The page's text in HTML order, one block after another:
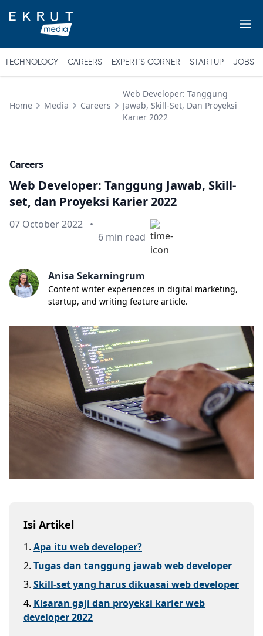
TECHNOLOGY CAREERS EXPERT'S CORNER STARTUP JOBS
Home Media Careers
Web Developer: Tanggung
Jawab, Skill-Set, Dan Proyeksi
Karier 2022
Careers
Web Developer: Tanggung Jawab, Skill-
set, dan Proyeksi Karier 2022
Published on
07 October 2022 •
Min read
6 min read
Anisa Sekarningrum
Content writer experiences in digital marketing,
startup, and writing feature article.
Isi Artikel
1. Apa itu web developer?
2. Tugas dan tanggung jawab web developer
3. Skill-set yang harus dikuasai web developer
4. Kisaran gaji dan proyeksi karier web
developer 2022